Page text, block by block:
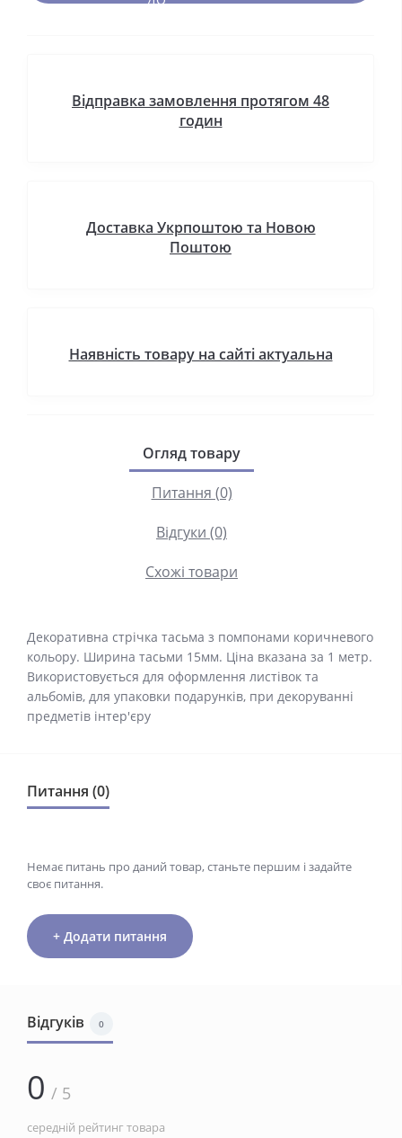
Відправка замовлення протягом 48
годин
Доставка Укрпоштою та Новою
Поштою
Наявність товару на сайті актуальна
Огляд товару
Питання (0)
Відгуки (0)
Схожі товари
Декоративна стрічка тасьма з помпонами коричневого
кольору. Ширина тасьми 15мм. Ціна вказана за 1 метр.
Використовується для оформлення листівок та
альбомів, для упаковки подарунків, при декоруванні
предметів інтер'єру
Питання (0)
Немає питань про даний товар, станьте першим і задайте
своє питання.
+ Додати питання
Відгуків 0
0 / 5
середній рейтинг товара